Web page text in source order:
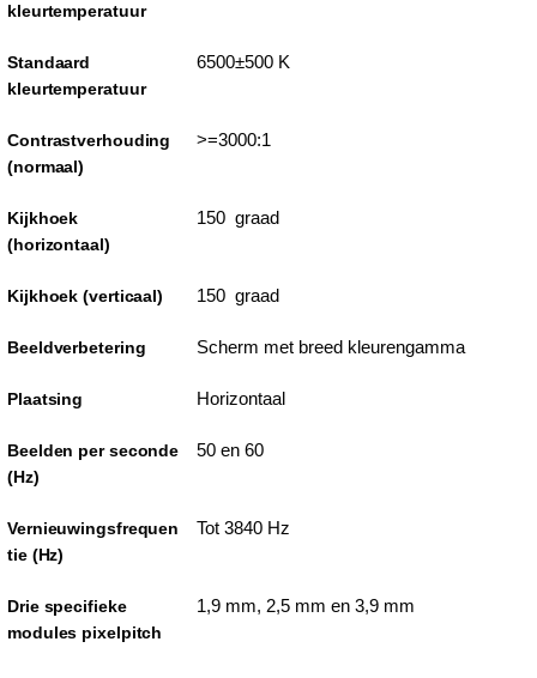
kleurtemperatuur
Standaard
kleurtemperatuur
6500±500 K
Contrastverhouding
(normaal)
>=3000:1
Kijkhoek
(horizontaal)
150 graad
Kijkhoek (verticaal) 150 graad
Beeldverbetering Scherm met breed kleurengamma
Plaatsing Horizontaal
Beelden per seconde
(Hz)
50 en 60
Vernieuwingsfrequen
tie (Hz)
Tot 3840 Hz
Drie specifieke
modules pixelpitch
1,9 mm, 2,5 mm en 3,9 mm